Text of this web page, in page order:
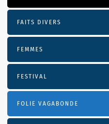
FAITS DIVERS
FEMMES
FESTIVAL
FOLIE VAGABONDE